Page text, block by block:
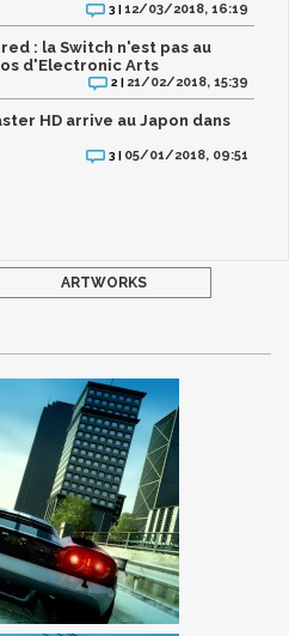
3 |12/03/2018, 16:19
: la Switch n'est pas au
d'Electronic Arts
2 | 21/02/2018, 15:39
HD arrive au Japon dans
3 | 05/01/2018, 09:51
ARTWORKS